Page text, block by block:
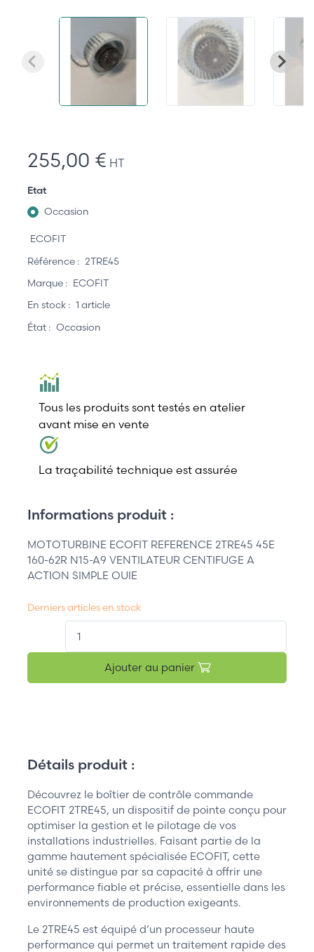
255,00 € HT
Etat
Occasion
ECOFIT
Référence : 2TRE45
Marque : ECOFIT
En stock : 1 article
État : Occasion
Tous les produits sont testés en atelier
avant mise en vente
La traçabilité technique est assurée
Informations produit :
MOTOTURBINE ECOFIT REFERENCE 2TRE45 45E
160-62R N15-A9 VENTILATEUR CENTIFUGE A
ACTION SIMPLE OUIE
Derniers articles en stock
Ajouter au panier
Détails produit :
Découvrez le boîtier de contrôle commande
ECOFIT 2TRE45, un dispositif de pointe conçu pour
optimiser la gestion et le pilotage de vos
installations industrielles. Faisant partie de la
gamme hautement spécialisée ECOFIT, cette
unité se distingue par sa capacité à offrir une
performance fiable et précise, essentielle dans les
environnements de production exigeants.
Le 2TRE45 est équipé d’un processeur haute
performance qui permet un traitement rapide des